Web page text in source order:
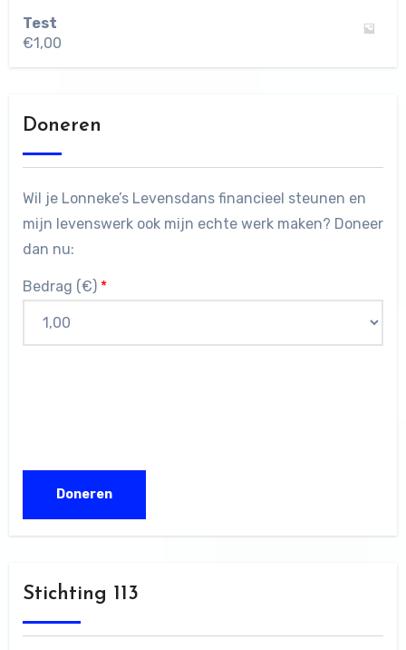
Test
€1,00
Doneren
Wil je Lonneke’s Levensdans financieel steunen en
mijn levenswerk ook mijn echte werk maken? Doneer
dan nu:
Bedrag (€) *
Stichting 113